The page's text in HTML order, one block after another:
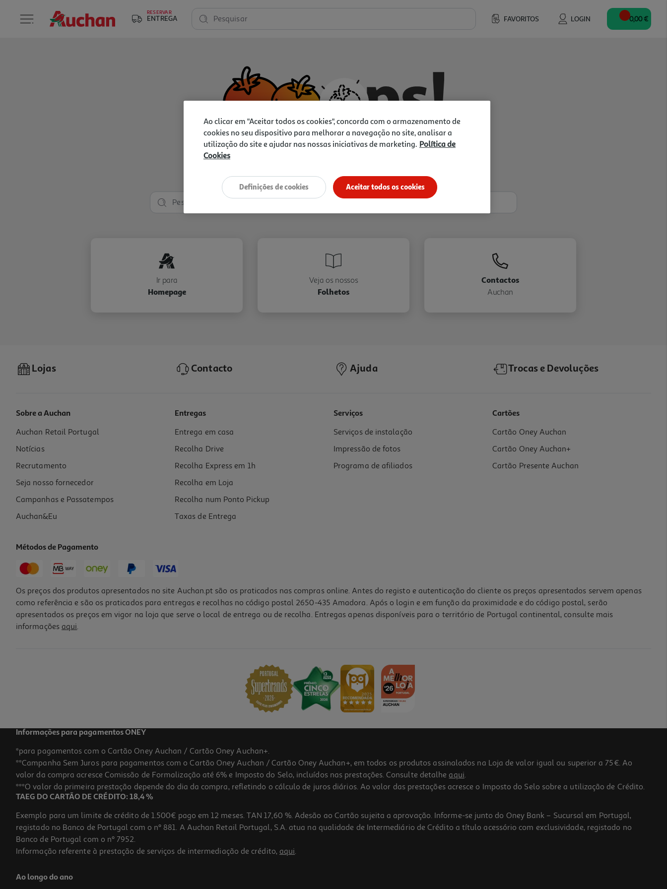
RESERVAR
ENTREGA FAVORITOS LOGIN
Pesquisar 0,00 €
Vamos tentar de novo?
Ir para
Homepage
Veja os nossos
Folhetos
Contactos
Auchan
Lojas Contacto Ajuda Trocas e Devoluções
Sobre a Auchan
Auchan Retail Portugal
Notícias
Recrutamento
Seja nosso fornecedor
Campanhas e Passatempos
Auchan&Eu
Entregas
Entrega em casa
Recolha Drive
Recolha Express em 1h
Recolha em Loja
Recolha num Ponto Pickup
Taxas de Entrega
Serviços
Serviços de instalação
Impressão de fotos
Programa de afiliados
Cartões
Cartão Oney Auchan
Cartão Oney Auchan+
Cartão Presente Auchan
Métodos de Pagamento
Os preços dos produtos apresentados no site Auchan.pt são os praticados nas compras online. Antes do registo e autenticação do cliente os preços apresentados servem apenas
como referência e são os praticados para entregas e recolhas no código postal 2650-435 Amadora. Após o login e em função da proximidade e do código postal, serão
apresentados os preços em vigor na loja que serve o local de entrega ou de recolha. Entregas apenas disponíveis para o território de Portugal continental, consulte mais
informações aqui.
Informações para pagamentos ONEY
*para pagamentos com o Cartão Oney Auchan / Cartão Oney Auchan+.
**Campanha Sem Juros para pagamentos com o Cartão Oney Auchan / Cartão Oney Auchan+, em todos os produtos assinalados na Loja de valor igual ou superior a 75€. Ao
valor da compra acresce Comissão de Formalização até 6% e Imposto do Selo, incluídos nas prestações. Consulte detalhe aqui.
***O valor da primeira prestação depende do dia da compra, refletindo o cálculo de juros diários. Ao valor das prestações acresce o Imposto do Selo sobre a utilização de Crédito.
TAEG DO CARTÃO DE CRÉDITO: 18,4 %
Exemplo para um limite de crédito de 1.500€ pago em 12 meses. TAN 17,60 %. Adesão ao Cartão sujeita a aprovação. Informe-se junto do Oney Bank – Sucursal em Portugal,
registado no Banco de Portugal com o nº 881. A Auchan Retail Portugal, S.A. atua na qualidade de Intermediário de Crédito a título acessório com exclusividade, registado no
Banco de Portugal com o nº 7952.
Informação referente à prestação de serviços de intermediação de crédito, aqui.
Ao longo do ano
Ao clicar em "Aceitar todos os cookies", concorda com o armazenamento de
cookies no seu dispositivo para melhorar a navegação no site, analisar a
utilização do site e ajudar nas nossas iniciativas de marketing. Política de
Cookies
Aceitar todos os cookies
Definições de cookies